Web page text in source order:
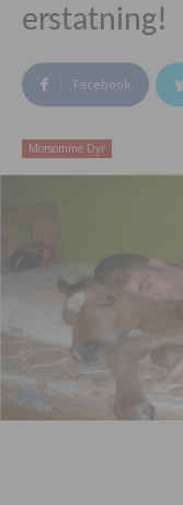
erstatning!
Facebook
Morsomme Dyr